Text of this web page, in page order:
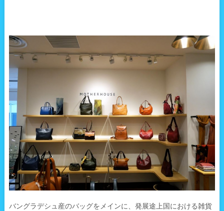
バングラデシュ産のバッグをメインに、発展途上国における雑貨